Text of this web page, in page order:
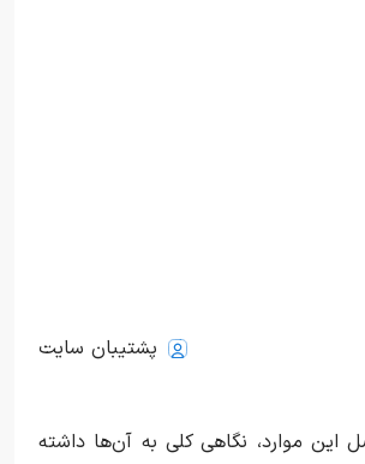
پشتیبان سایت
این موارد، نگاهی کلی به آن‌ها داشته